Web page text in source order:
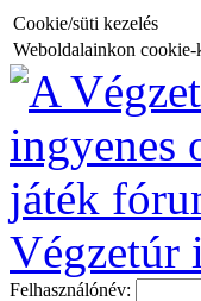
Cookie/süti kezelés
Weboldalainkon cookie-
Végzetúr
Felhasználónév: